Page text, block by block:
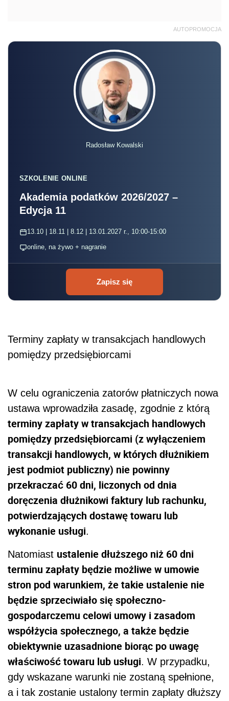
AUTOPROMOCJA
Radosław Kowalski
SZKOLENIE ONLINE
Akademia podatków 2026/2027 –
Edycja 11
13.10 | 18.11 | 8.12 | 13.01.2027 r., 10:00-15:00
online, na żywo + nagranie
Zapisz się
Terminy zapłaty w transakcjach handlowych
pomiędzy przedsiębiorcami
W celu ograniczenia zatorów płatniczych nowa
ustawa wprowadziła zasadę, zgodnie z którą
terminy zapłaty w transakcjach handlowych
pomiędzy przedsiębiorcami (z wyłączeniem
transakcji handlowych, w których dłużnikiem
jest podmiot publiczny) nie powinny
przekraczać 60 dni, liczonych od dnia
doręczenia dłużnikowi faktury lub rachunku,
potwierdzających dostawę towaru lub
wykonanie usługi.
Natomiast ustalenie dłuższego niż 60 dni
terminu zapłaty będzie możliwe w umowie
stron pod warunkiem, że takie ustalenie nie
będzie sprzeciwiało się społeczno-
gospodarczemu celowi umowy i zasadom
współżycia społecznego, a także będzie
obiektywnie uzasadnione biorąc po uwagę
właściwość towaru lub usługi. W przypadku,
gdy wskazane warunki nie zostaną spełnione,
a i tak zostanie ustalony termin zapłaty dłuższy